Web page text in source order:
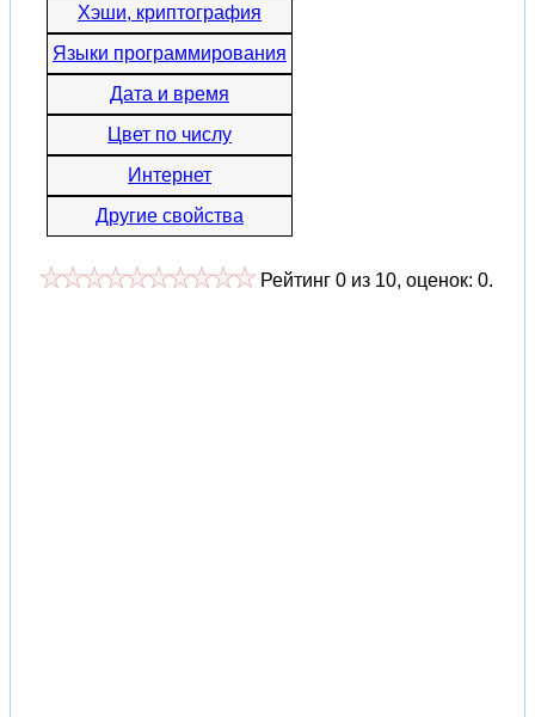
Хэши, криптография
Языки программирования
Дата и время
Цвет по числу
Интернет
Другие свойства
Рейтинг 0 из 10, оценок: 0.